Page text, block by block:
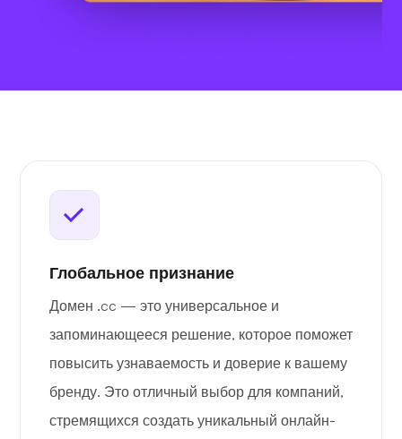
Глобальное признание
Домен .cc — это универсальное и
запоминающееся решение, которое поможет
повысить узнаваемость и доверие к вашему
бренду. Это отличный выбор для компаний,
стремящихся создать уникальный онлайн-